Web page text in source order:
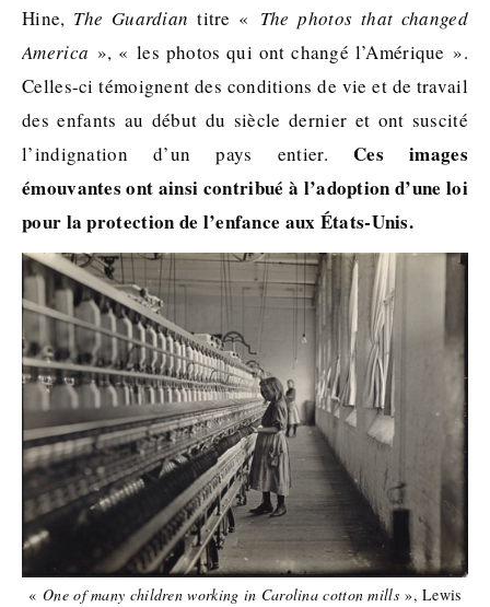
Hine, The Guardian titre « The photos that changed
America », « les photos qui ont changé l’Amérique ».
Celles-ci témoignent des conditions de vie et de travail
des enfants au début du siècle dernier et ont suscité
l’indignation d’un pays entier.Ces images
émouvantes ont ainsi contribué à l’adoption d’une loi
pour la protection de l’enfance aux États-Unis.
« One of many children working in Carolina cotton mills», Lewis